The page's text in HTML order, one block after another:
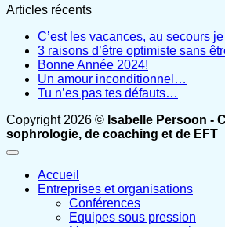
Articles récents
C’est les vacances, au secours
3 raisons d’être optimiste sans
Bonne Année 2024!
Un amour inconditionnel…
Tu n’es pas tes défauts…
Copyright 2026 © Isabelle Persoon -
sophrologie, de coaching et de EFT
Accueil
Entreprises et organisations
Conférences
Equipes sous pression